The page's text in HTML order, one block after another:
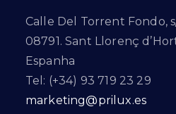
Calle Del Torrent Fondo,
08791. Sant Llorenç
Espanha
Tel: (+34) 93 719 23 29
marketing@prilux.es